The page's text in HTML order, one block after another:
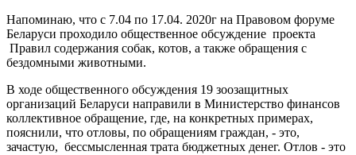
Напоминаю, что с 7.04 по 17.04. 2020г на Правовом форуме
Беларуси проходило общественное обсуждение проекта
Правил содержания собак, котов, а также обращения с
бездомными животными.
В ходе общественного обсуждения 19 зоозащитных
организаций Беларуси направили в Министерство финансов
коллективное обращение, где, на конкретных примерах,
пояснили, что отловы, по обращениям граждан, - это,
зачастую, бессмысленная трата бюджетных денег. Отлов - это